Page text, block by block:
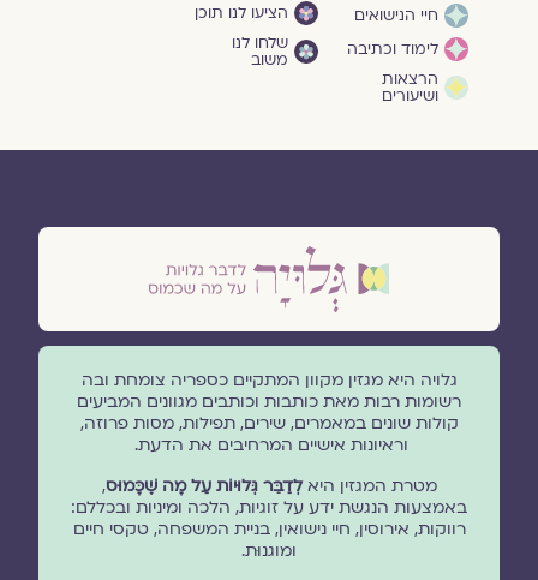
חיי הנישואים
לימוד וכתיבה
הרצאות
ושיעורים
הציעו לנו תוכן
שלחו לנו
משוב
גלויה היא מגזין מקוון המתקיים כספריה צומחת ובה
רשומות רבות מאת כותבות וכותבים מגוונים המביעים
קולות שונים במאמרים, שירים, תפילות, מסות פרוזה,
וראיונות אישיים המרחיבים את הדעת.
מטרת המגזין היאלְדַבֵּר גְּלוּיוֹת עַל מָה שֶׁכָּמוּס,
באמצעות הנגשת ידע על זוגיות, הלכה ומיניות ובכללם:
רווקות, אירוסין, חיי נישואין, בניית המשפחה, טקסי חיים
ומוגנוּת.